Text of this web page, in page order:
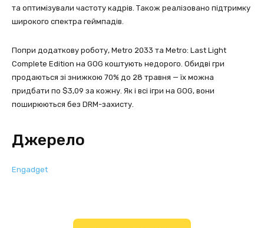
та оптимізували частоту кадрів. Також реалізовано підтримку
широкого спектра геймпадів.
Попри додаткову роботу, Metro 2033 та Metro: Last Light
Complete Edition на GOG коштують недорого. Обидві гри
продаються зі знижкою 70% до 28 травня — їх можна
придбати по $3,09 за кожну. Як і всі ігри на GOG, вони
поширюються без DRM-захисту.
Джерело
Engadget